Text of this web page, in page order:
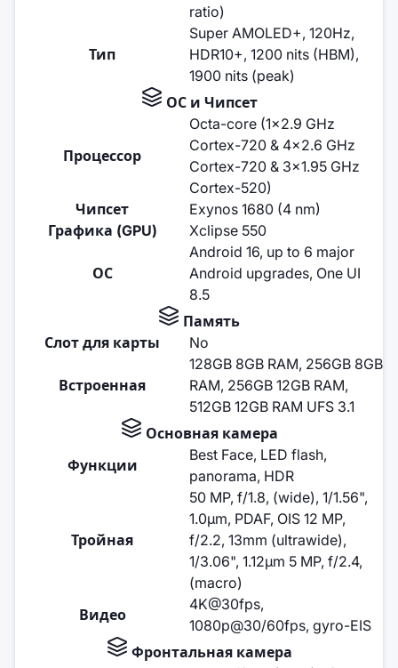
ratio)
Тип
Super AMOLED+, 120Hz,
HDR10+, 1200 nits (HBM),
1900 nits (peak)
ОС и Чипсет
Процессор
Octa-core (1x2.9 GHz
Cortex-720 & 4x2.6 GHz
Cortex-720 & 3x1.95 GHz
Cortex-520)
Чипсет
Exynos 1680 (4 nm)
Графика (GPU)
Xclipse 550
ОС
Android 16, up to 6 major
Android upgrades, One UI
8.5
Память
Слот для карты
No
Встроенная
128GB 8GB RAM, 256GB 8GB
RAM, 256GB 12GB RAM,
512GB 12GB RAM UFS 3.1
Основная камера
Функции
Best Face, LED flash,
panorama, HDR
Тройная
50 MP, f/1.8, (wide), 1/1.56",
1.0µm, PDAF, OIS 12 MP,
f/2.2, 13mm (ultrawide),
1/3.06", 1.12µm 5 MP, f/2.4,
(macro)
Видео
4K@30fps,
1080p@30/60fps, gyro-EIS
Фронтальная камера